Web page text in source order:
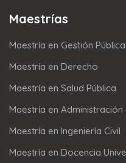
Maestrías
Maestría en Gestión Pública
Maestría en Derecho
Maestría en Salud Pública
Maestría en Administración
Maestría en Ingeniería Civil
Maestría en Docencia